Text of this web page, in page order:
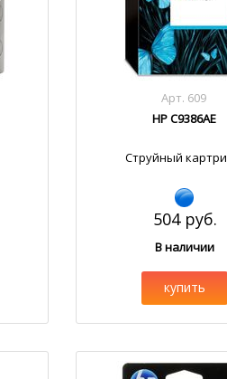
Арт. 609
HP C9386AE
Струйный
504 руб.
В наличии
купить